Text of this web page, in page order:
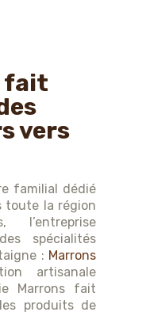
fait
vers
familial dédié
toute la région
l’entreprise
spécialités
: Marrons
artisanale
Marrons fait
produits de